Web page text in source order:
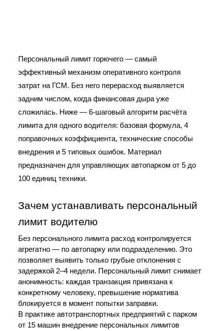
Персональный лимит горючего — самый
эффективный механизм оперативного контроля
затрат на ГСМ. Без него перерасход выявляется
задним числом, когда финансовая дыра уже
сложилась. Ниже — 6-шаговый алгоритм расчёта
лимита для одного водителя: базовая формула, 4
поправочных коэффициента, технические способы
внедрения и 5 типовых ошибок. Материал
предназначен для управляющих автопарком от 5 до
100 единиц техники.
Зачем устанавливать персональный
лимит водителю
Без персонального лимита расход контролируется
агрегатно — по автопарку или подразделению. Это
позволяет выявить только грубые отклонения с
задержкой 2–4 недели. Персональный лимит снимает
анонимность: каждая транзакция привязана к
конкретному человеку, превышение норматива
блокируется в момент попытки заправки.
В практике автотранспортных предприятий с парком
от 15 машин внедрение персональных лимитов